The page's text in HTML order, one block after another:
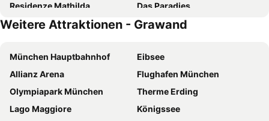
Residenze Mathilda
Das Paradies
Parkhotel Zur Linde
Hotel Gurglhof
Hotel Sand
Gasthof Gemse
Vernagt Am See
Genusshotel Goldene Rose
Gasthof zur Sonne
Boutique Hotel Amaril
Gasthof Weisskugel
Self Service Hotel Schnalser Hof
Weitere Attraktionen - Grawand
München Hauptbahnhof
Eibsee
Allianz Arena
Flughafen München
Olympiapark München
Therme Erding
Lago Maggiore
Königssee